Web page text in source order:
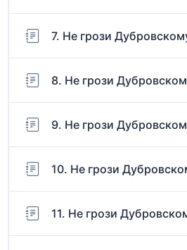
7. Не грози
8. Не грози
9. Не грози
10. Не грози
11. Не грози